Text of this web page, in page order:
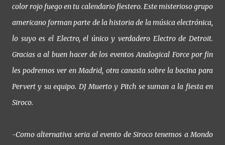
color rojo fuego en tu calendario fiestero. Este misterioso grupo
americano forman parte de la historia de la música electrónica,
lo suyo es el Electro, el único y verdadero Electro de Detroit.
Gracias a al buen hacer de los eventos Analogical Force por fin
les podremos ver en Madrid, otra canasta sobre la bocina para
Pervert y su equipo. DJ Muerto y Pitch se suman a la fiesta en
Siroco.
-Como alternativa seria al evento de Siroco tenemos a Mondo